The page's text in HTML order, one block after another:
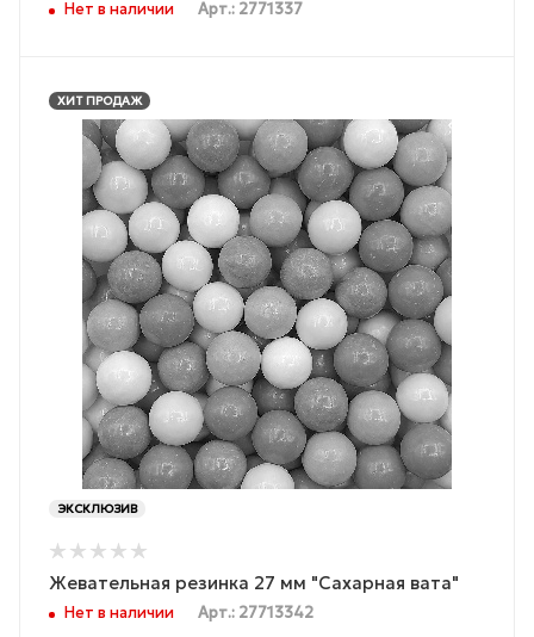
Нет в наличии Арт.: 2771337
ХИТ ПРОДАЖ
ЭКСКЛЮЗИВ
Жевательная резинка 27 мм "Сахарная вата"
Нет в наличии Арт.: 27713342